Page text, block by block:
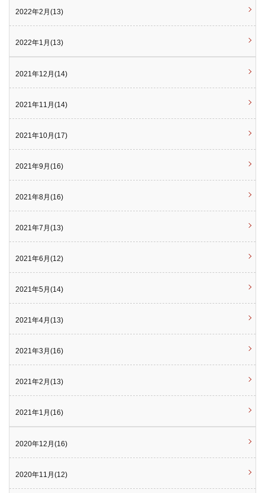
2022年2月(13)
2022年1月(13)
2021年12月(14)
2021年11月(14)
2021年10月(17)
2021年9月(16)
2021年8月(16)
2021年7月(13)
2021年6月(12)
2021年5月(14)
2021年4月(13)
2021年3月(16)
2021年2月(13)
2021年1月(16)
2020年12月(16)
2020年11月(12)